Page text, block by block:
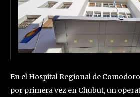
En el Hospital Regional de
por primera vez en Chubut, un